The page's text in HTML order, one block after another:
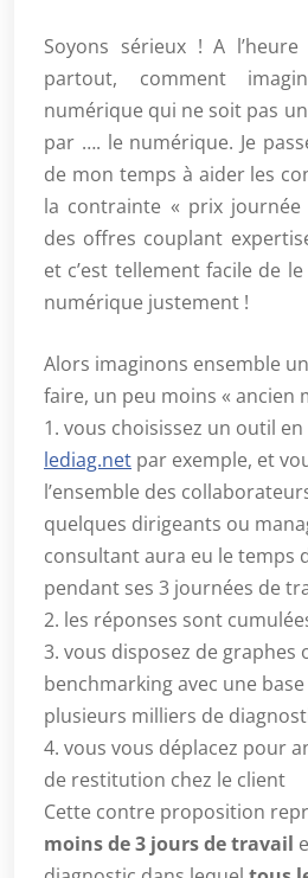
Soyons sérieux ! A
partout, comment
numérique qui ne soit pas
par …. le numérique. Je
de mon temps à aider les
la contrainte « prix
des offres couplant
et c’est tellement facile de
numérique justement !
Alors imaginons ensemble
faire, un peu moins « ancien
1. vous choisissez un outil
lediag.net par exemple, et
l’ensemble des
quelques dirigeants ou
consultant aura eu le temps
pendant ses 3 journées de
2. les réponses sont
3. vous disposez de graphes
benchmarking avec une
plusieurs milliers de
4. vous vous déplacez pour
de restitution chez le client
Cette contre proposition
moins de 3 jours de travail